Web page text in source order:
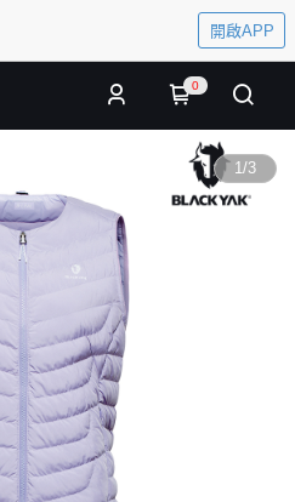
開啟APP
0
1/3